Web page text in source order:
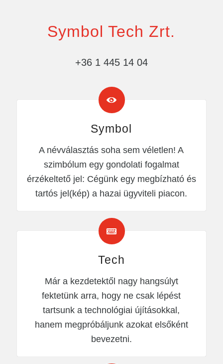
Symbol Tech Zrt.
+36 1 445 14 04
Symbol
A névválasztás soha sem véletlen! A
szimbólum egy gondolati fogalmat
érzékeltető jel: Cégünk egy megbízható és
tartós jel(kép) a hazai ügyviteli piacon.
Tech
Már a kezdetektől nagy hangsúlyt
fektetünk arra, hogy ne csak lépést
tartsunk a technológiai újításokkal,
hanem megpróbáljunk azokat elsőként
bevezetni.